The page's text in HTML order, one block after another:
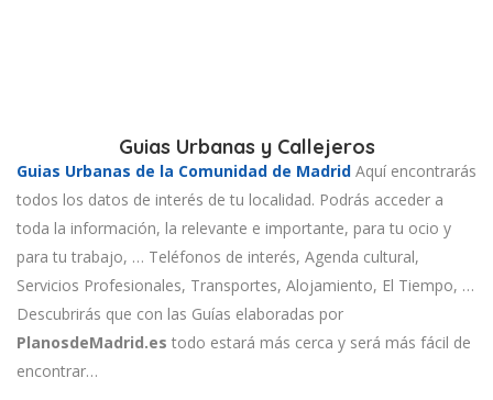
Guias Urbanas y Callejeros
Guias Urbanas de la Comunidad de Madrid Aquí encontrarás
todos los datos de interés de tu localidad. Podrás acceder a
toda la información, la relevante e importante, para tu ocio y
para tu trabajo, … Teléfonos de interés, Agenda cultural,
Servicios Profesionales, Transportes, Alojamiento, El Tiempo, …
Descubrirás que con las Guías elaboradas por
PlanosdeMadrid.es todo estará más cerca y será más fácil de
encontrar…